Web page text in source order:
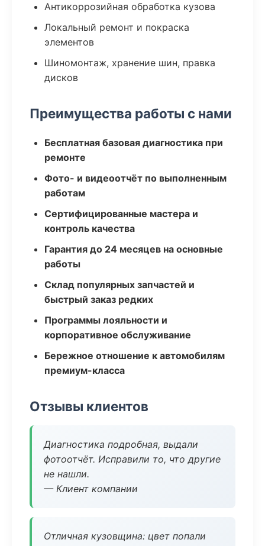
Антикоррозийная обработка кузова
Локальный ремонт и покраска
элементов
Шиномонтаж, хранение шин, правка
дисков
Преимущества работы с нами
Бесплатная базовая диагностика при
ремонте
Фото- и видеоотчёт по выполненным
работам
Сертифицированные мастера и
контроль качества
Гарантия до 24 месяцев на основные
работы
Склад популярных запчастей и
быстрый заказ редких
Программы лояльности и
корпоративное обслуживание
Бережное отношение к автомобилям
премиум-класса
Отзывы клиентов
Диагностика подробная, выдали
фотоотчёт. Исправили то, что другие
не нашли.
— Клиент компании
Отличная кузовщина: цвет попали